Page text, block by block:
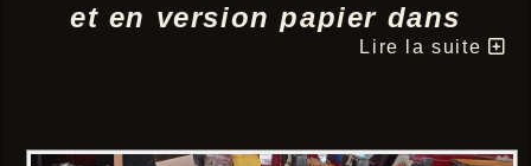
et en version papier dans
votre boucherieLire la suite